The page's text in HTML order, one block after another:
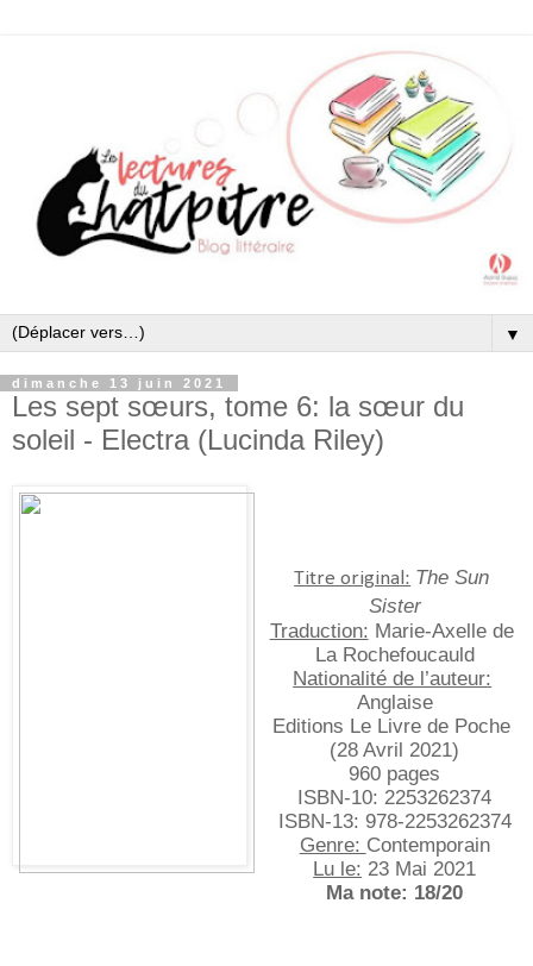
▼
dimanche 13 juin 2021
Les sept sœurs, tome 6: la sœur du
soleil - Electra (Lucinda Riley)
Titre original: The Sun
Sister
Traduction: Marie-Axelle de
La Rochefoucauld
Nationalité de l’auteur:
Anglaise
Editions Le Livre de Poche
(28 Avril 2021)
960 pages
ISBN-10: 2253262374
ISBN-13: 978-2253262374
Genre: Contemporain
Lu le: 23 Mai 2021
Ma note: 18/20